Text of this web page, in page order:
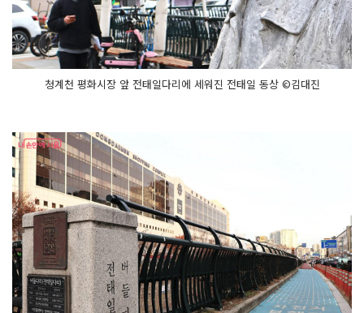
청계천 평화시장 앞 전태일다리에 세워진 전태일 동상 ©김대진